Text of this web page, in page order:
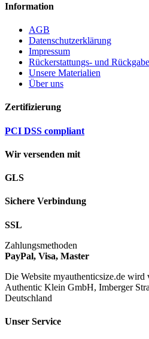
Information
AGB
Datenschutzerklärung
Impressum
Rückerstattungs- und
Unsere Materialien
Über uns
Zertifizierung
PCI DSS compliant
Wir versenden mit
GLS
Sichere Verbindung
SSL
Zahlungsmethoden
PayPal, Visa, Master
Die Website myauthenticsize.de
Authentic Klein GmbH, Imberger
Deutschland
Unser Service